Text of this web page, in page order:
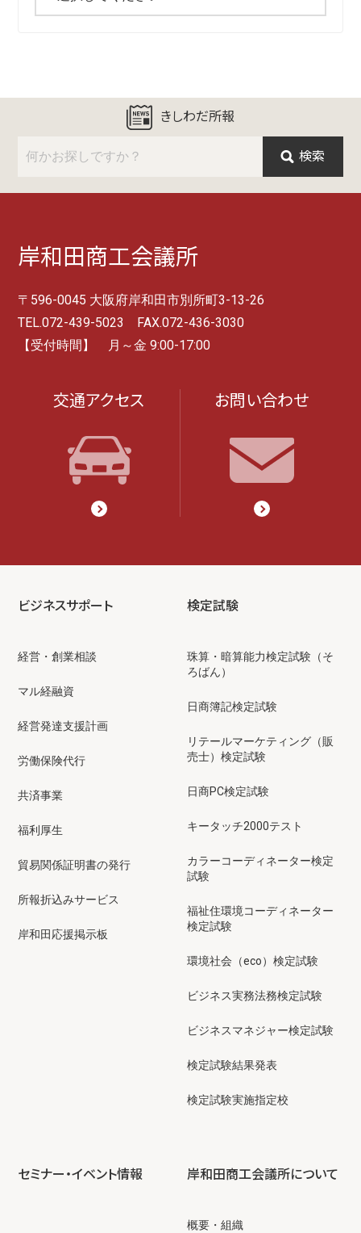
きしわだ所報
検索
岸和田商工会議所
〒596-0045 大阪府岸和田市別所町3-13-26
TEL.072-439-5023 FAX.072-436-3030
【受付時間】 月～金 9:00-17:00
交通アクセス お問い合わせ
ビジネスサポート
経営・創業相談
マル経融資
経営発達支援計画
労働保険代行
共済事業
福利厚生
貿易関係証明書の発行
所報折込みサービス
岸和田応援掲示板
検定試験
珠算・暗算能力検定試験（そ
ろばん）
日商簿記検定試験
リテールマーケティング（販
売士）検定試験
日商PC検定試験
キータッチ2000テスト
カラーコーディネーター検定
試験
福祉住環境コーディネーター
検定試験
環境社会（eco）検定試験
ビジネス実務法務検定試験
ビジネスマネジャー検定試験
検定試験結果発表
検定試験実施指定校
セミナー・イベント情報 岸和田商工会議所について
概要・組織